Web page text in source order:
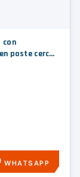
con
poste cerco
WHATSAPP